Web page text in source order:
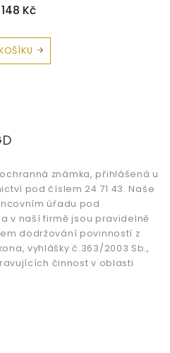
148 Kč
známka, přihlášená u
pod číslem 24 71 43. Naše
úřadu pod
v naší firmě jsou pravidelně
dodržování povinností z
vyhlášky č.363/2003 Sb.,
činnost v oblasti